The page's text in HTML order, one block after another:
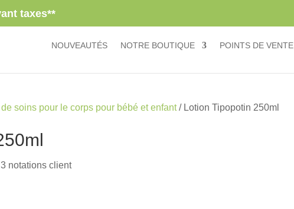
taxes**
NOUVEAUTÉS NOTRE BOUTIQUE POINTS DE VENTE
soins pour le corps pour bébé et enfant/ Lotion Tipopotin 250ml
3 notations client